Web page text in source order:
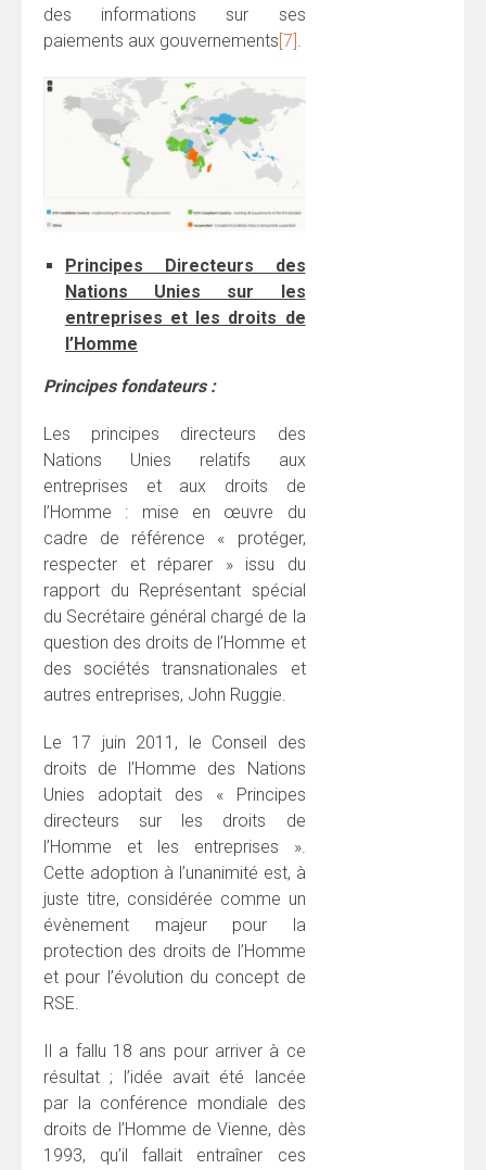
des informations sur ses
paiements aux gouvernements[7]
Principes Directeurs des
Nations Unies sur les
entreprises et les droits de
l’Homme
Principes fondateurs :
Les principes directeurs des
Nations Unies relatifs aux
entreprises et aux droits de
l’Homme : mise en œuvre du
cadre de référence « protéger,
respecter et réparer » issu du
rapport du Représentant spécial
du Secrétaire général chargé de la
question des droits de l’Homme et
des sociétés transnationales et
autres entreprises, John Ruggie.
Le 17 juin 2011, le Conseil des
droits de l’Homme des Nations
Unies adoptait des « Principes
directeurs sur les droits de
l’Homme et les entreprises ».
Cette adoption à l’unanimité est, à
juste titre, considérée comme un
évènement majeur pour la
protection des droits de l’Homme
et pour l’évolution du concept de
RSE.
Il a fallu 18 ans pour arriver à ce
résultat ; l’idée avait été lancée
par la conférence mondiale des
droits de l’Homme de Vienne, dès
1993, qu’il fallait entraîner ces